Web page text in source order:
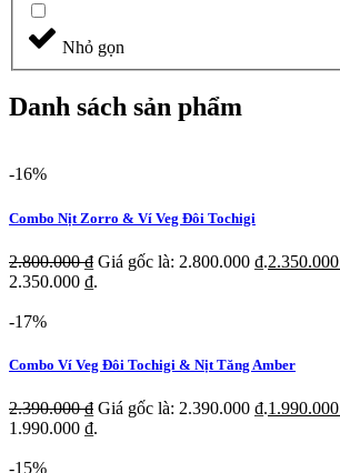
Nhỏ gọn
Danh sách sản phẩm
-16%
Combo Nịt Zorro & Ví Veg Đôi Tochigi
2.800.000₫ Giá gốc là: 2.800.000 ₫.2.350.000
2.350.000 ₫.
-17%
Combo Ví Veg Đôi Tochigi & Nịt Tăng Amber
2.390.000₫ Giá gốc là: 2.390.000 ₫.1.990.000
1.990.000 ₫.
-15%